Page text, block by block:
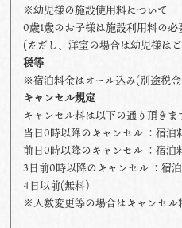
※幼児様の施設使用料について
0歳1歳のお子様は施設利用料の必
(ただし、洋室の場合は幼児様は
税等
※宿泊料金はオール込み(別途税
キャンセル規定
キャンセル料は以下の通り頂きま
当日0時以降のキャンセル ：宿泊
前日0時以降のキャンセル ：宿泊
3日前0時以降のキャンセル ：宿
4日以前(無料)
※人数変更等の場合はキャンセル